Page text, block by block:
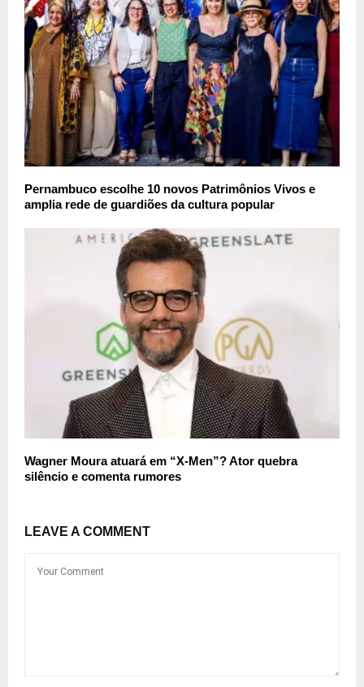
Pernambuco escolhe 10 novos Patrimônios Vivos e
amplia rede de guardiões da cultura popular
Wagner Moura atuará em “X-Men”? Ator quebra
silêncio e comenta rumores
LEAVE A COMMENT